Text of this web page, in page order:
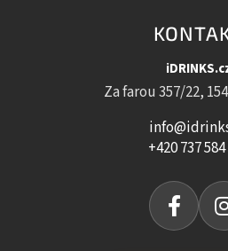
Za farou 357/22,
+420 737